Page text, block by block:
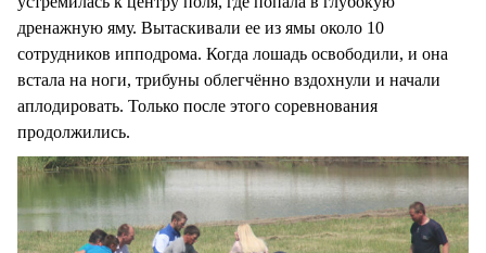
дренажную яму. Вытаскивали ее из ямы около 10
сотрудников ипподрома. Когда лошадь освободили, и она
встала на ноги, трибуны облегчённо вздохнули и начали
аплодировать. Только после этого соревнования
продолжились.